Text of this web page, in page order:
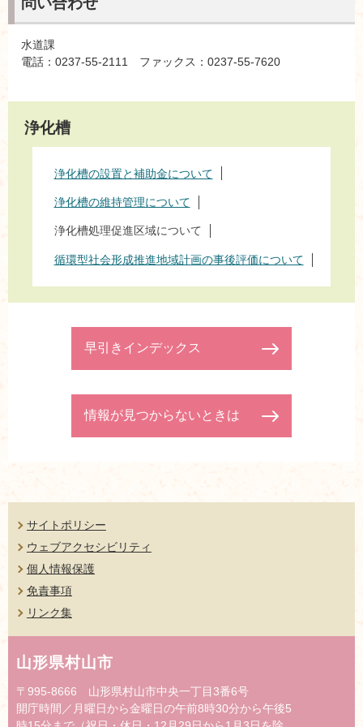
水道課
電話：0237-55-2111 ファックス：0237-55-7620
浄化槽
浄化槽の設置と補助金について
浄化槽の維持管理について
浄化槽処理促進区域について
循環型社会形成推進地域計画の事後評価について
早引きインデックス
情報が見つからないときは
サイトポリシー
ウェブアクセシビリティ
個人情報保護
免責事項
リンク集
山形県村山市
〒995-8666 山形県村山市中央一丁目3番6号
開庁時間／月曜日から金曜日の午前8時30分から午後5